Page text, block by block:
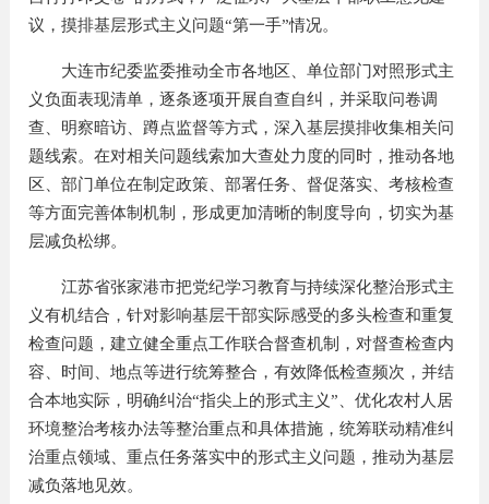
议，摸排基层形式主义问题“第一手”情况。
大连市纪委监委推动全市各地区、单位部门对照形式主
义负面表现清单，逐条逐项开展自查自纠，并采取问卷调
查、明察暗访、蹲点监督等方式，深入基层摸排收集相关问
题线索。在对相关问题线索加大查处力度的同时，推动各地
区、部门单位在制定政策、部署任务、督促落实、考核检查
等方面完善体制机制，形成更加清晰的制度导向，切实为基
层减负松绑。
江苏省张家港市把党纪学习教育与持续深化整治形式主
义有机结合，针对影响基层干部实际感受的多头检查和重复
检查问题，建立健全重点工作联合督查机制，对督查检查内
容、时间、地点等进行统筹整合，有效降低检查频次，并结
合本地实际，明确纠治“指尖上的形式主义”、优化农村人居
环境整治考核办法等整治重点和具体措施，统筹联动精准纠
治重点领域、重点任务落实中的形式主义问题，推动为基层
减负落地见效。